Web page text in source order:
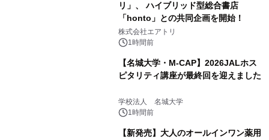
リ」、 ハイブリッド型総合書店
「honto」との共同企画を開始！
株式会社エアトリ
1時間前
【名城大学・M-CAP】2026JALホス
ピタリティ講座が最終回を迎えました
学校法人 名城大学
1時間前
【新発売】大人のオールインワン薬用